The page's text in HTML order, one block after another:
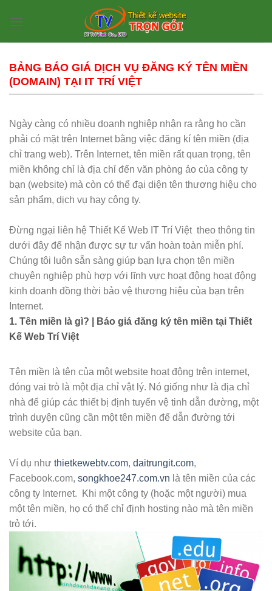
BẢNG BÁO GIÁ DỊCH VỤ ĐĂNG KÝ TÊN MIỀN
(DOMAIN) TẠI IT TRÍ VIỆT
Ngày càng có nhiều doanh nghiệp nhận ra rằng họ cần
phải có mặt trên Internet bằng việc đăng kí tên miền (địa
chỉ trang web). Trên Internet, tên miền rất quan trọng, tên
miền không chỉ là địa chỉ đến văn phòng ảo của công ty
bạn (website) mà còn có thể đại diện tên thương hiệu cho
sản phẩm, dịch vụ hay công ty.
Đừng ngại liên hệ Thiết Kế Web IT Trí Việt theo thông tin
dưới đây để nhận được sự tư vấn hoàn toàn miễn phí.
Chúng tôi luôn sẵn sàng giúp bạn lựa chọn tên miền
chuyên nghiệp phù hợp với lĩnh vực hoạt động hoạt động
kinh doanh đồng thời bảo vệ thương hiệu của bạn trên
Internet.
1. Tên miền là gì? | Báo giá đăng ký tên miền tại Thiết
Kế Web Trí Việt
Tên miền là tên của một website hoạt động trên internet,
đóng vai trò là một địa chỉ vật lý. Nó giống như là địa chỉ
nhà để giúp các thiết bị định tuyến vệ tinh dẫn đường, một
trình duyện cũng cần một tên miền để dẫn đường tới
website của bạn.
Ví dụ như thietkewebtv.com, daitrungit.com,
Facebook.com, songkhoe247.com.vn là tên miền của các
công ty Internet. Khi một công ty (hoặc một người) mua
một tên miền, họ có thể chỉ định hosting nào mà tên miền
trỏ tới.